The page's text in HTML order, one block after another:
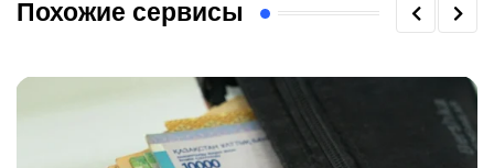
Похожие сервисы